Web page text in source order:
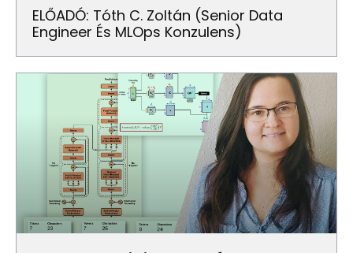
ELŐADÓ: Tóth C. Zoltán (senior Data
Engineer És MLOps Konzulens)